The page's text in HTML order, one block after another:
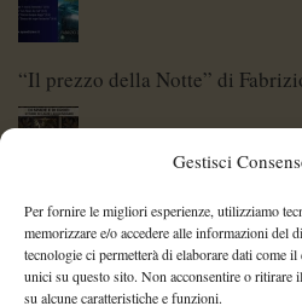
Gestisci
Per fornire le migliori esperienze, utilizziamo
memorizzare e/o accedere alle informazioni del
tecnologie ci permetterà di elaborare dati come
unici su questo sito. Non acconsentire o ritirare
su alcune caratteristiche e funzioni.
“Il prezzo della Notte” di
Di Spade e di Eroi – Storie di